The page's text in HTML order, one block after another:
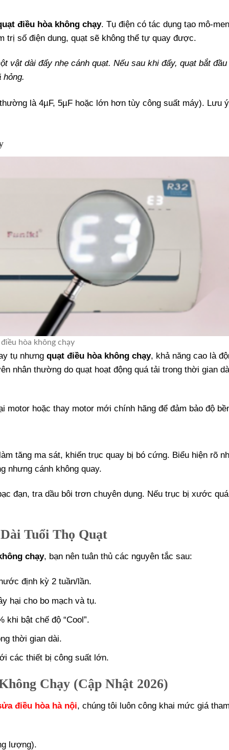
điều hòa không chạy. Tụ điện có tác dụng tạo mô-
trị số điện dung, quạt sẽ không thể tự quay được.
vật dài đẩy nhẹ cánh quạt. Nếu sau khi đẩy, quạt bắt đầu
là 4µF, 5µF hoặc lớn hơn tùy công suất máy). Lưu
hòa không chạy
tụ nhưng quạt điều hòa không chạy, khả năng cao là
nhân thường do quạt hoạt động quá tải trong thời gian
motor hoặc thay motor mới chính hãng để đảm bảo độ
tăng ma sát, khiến trục quay bị bó cứng. Biểu hiện rõ
nhưng cánh không quay.
đạn, tra dầu bôi trơn chuyên dụng. Nếu trục bị xước
Tuổi Thọ Quạt
chạy, bạn nên tuân thủ các nguyên tắc sau:
định kỳ 2 tuần/lần.
hại cho bo mạch và tụ.
khi bật chế độ “Cool”.
thời gian dài.
các thiết bị công suất lớn.
Chạy (Cập Nhật 2026)
điều hòa hà nội, chúng tôi luôn công khai mức giá
lượng).